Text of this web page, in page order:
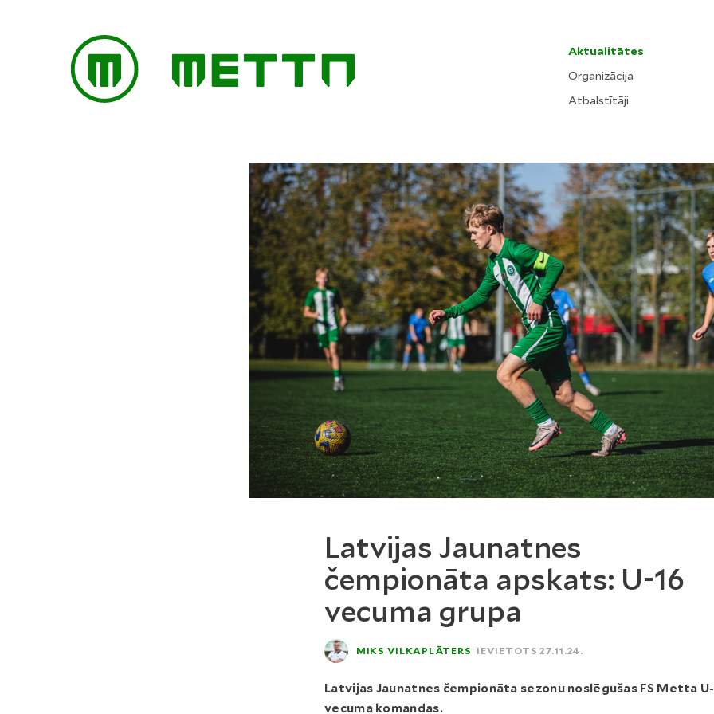
Aktualitātes
Organizācija
Atbalstītāji
Latvijas Jaunatnes
čempionāta apskats: U-16
vecuma grupa
MIKS VILKAPLĀTERS IEVIETOTS 27.11.24.
Latvijas Jaunatnes čempionāta sezonu noslēgušas FS Metta
vecuma komandas.